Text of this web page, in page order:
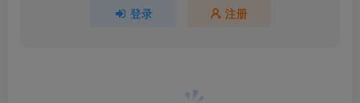
登录 注册